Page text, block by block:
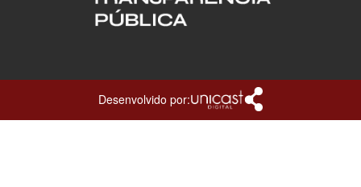
Desenvolvido por: